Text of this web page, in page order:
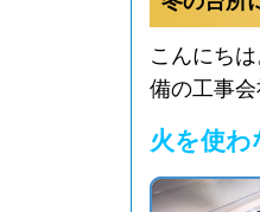
こんにち
備の工事会
火を使わ